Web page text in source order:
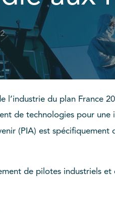
l’industrie du plan France
de technologies pour une
(PIA) est
de pilotes industriels